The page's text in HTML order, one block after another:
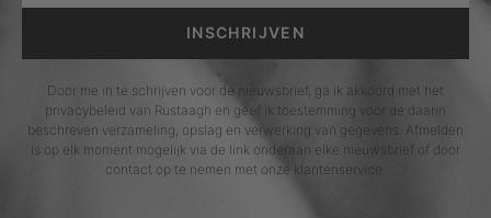
INSCHRIJVEN
Door me in te schrijven voor de nieuwsbrief, ga ik akkoord met het
privacybeleid van Rustaagh en geef ik toestemming voor de daarin
beschreven verzameling, opslag en verwerking van gegevens. Afmelden
is op elk moment mogelijk via de link onderaan elke nieuwsbrief of door
contact op te nemen met onze klantenservice.